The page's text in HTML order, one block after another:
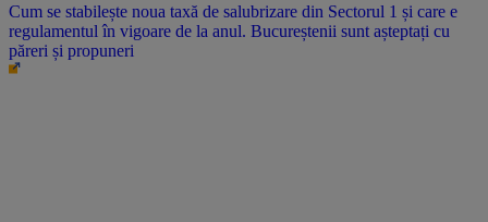
Cum se stabilește noua taxă de salubrizare din Sectorul 1 și care e
regulamentul în vigoare de la anul. Bucureștenii sunt așteptați cu
păreri și propuneri